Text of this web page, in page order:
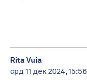
Rita Vuia
срд 11 дек 2024, 15:56